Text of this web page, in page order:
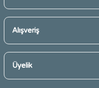
Alışveriş
Üyelik